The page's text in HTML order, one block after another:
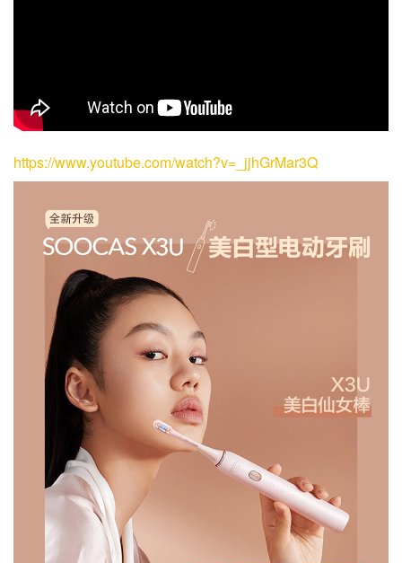
https://www.youtube.com/watch?v=_jjhGrMar3Q